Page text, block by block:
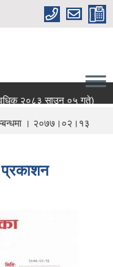
२०८३ साउन ०५ गते)
। २०७७।०२।१३
प्रकाशन